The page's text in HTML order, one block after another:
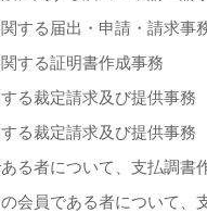
する届出・申請・請求事
する証明書作成事務
る裁定請求及び提供事務
る裁定請求及び提供事務
る者について、支払調書
会員である者について